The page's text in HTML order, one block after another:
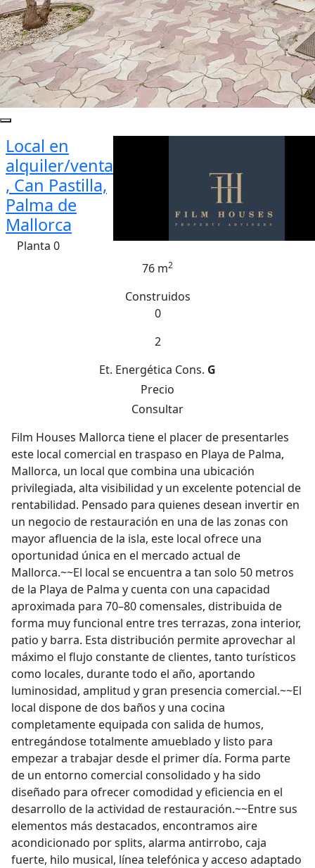
Local en
alquiler/venta
, Can Pastilla,
Palma de
Mallorca
Planta 0
76 m2
Construidos
0
2
Et. Energética Cons. G
Precio
Consultar
Film Houses Mallorca tiene el placer de presentarles
este local comercial en traspaso en Playa de Palma,
Mallorca, un local que combina una ubicación
privilegiada, alta visibilidad y un excelente potencial de
rentabilidad. Pensado para quienes desean invertir en
un negocio de restauración en una de las zonas con
mayor afluencia de la isla, este local ofrece una
oportunidad única en el mercado actual de
Mallorca.~~El local se encuentra a tan solo 50 metros
de la Playa de Palma y cuenta con una capacidad
aproximada para 70–80 comensales, distribuida de
forma muy funcional entre tres terrazas, zona interior,
patio y barra. Esta distribución permite aprovechar al
máximo el flujo constante de clientes, tanto turísticos
como locales, durante todo el año, aportando
luminosidad, amplitud y gran presencia comercial.~~El
local dispone de dos baños y una cocina
completamente equipada con salida de humos,
entregándose totalmente amueblado y listo para
empezar a trabajar desde el primer día. Forma parte
de un entorno comercial consolidado y ha sido
diseñado para ofrecer comodidad y eficiencia en el
desarrollo de la actividad de restauración.~~Entre sus
elementos más destacados, encontramos aire
acondicionado por splits, alarma antirrobo, caja
fuerte, hilo musical, línea telefónica y acceso adaptado